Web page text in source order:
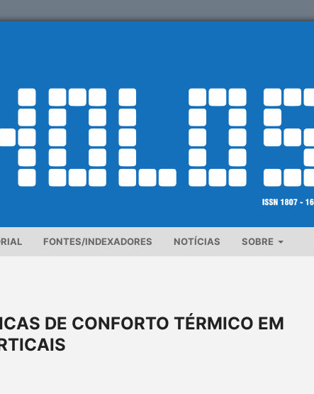
FONTES/INDEXADORES NOTÍCIAS SOBRE
DE CONFORTO TÉRMICO EM